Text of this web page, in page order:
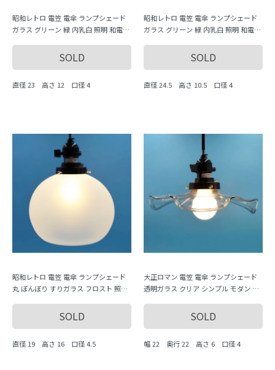
昭和レトロ 電笠 電傘 ランプシェード
ガラス グリーン 緑 内乳白 照明 和電笠
SOLD
直径 23 高さ 12 口径 4
昭和レトロ 電笠 電傘 ランプシェード
ガラス グリーン 緑 内乳白 照明 和電笠
SOLD
直径 24.5 高さ 10.5 口径 4
昭和レトロ 電笠 電傘 ランプシェード
丸 ぼんぼり すりガラス フロスト 照明
SOLD
直径 19 高さ 16 口径 4.5
大正ロマン 電笠 電傘 ランプシェード
透明ガラス クリア シンプル モダン お
SOLD
幅 22 奥行 22 高さ 6 口径 4